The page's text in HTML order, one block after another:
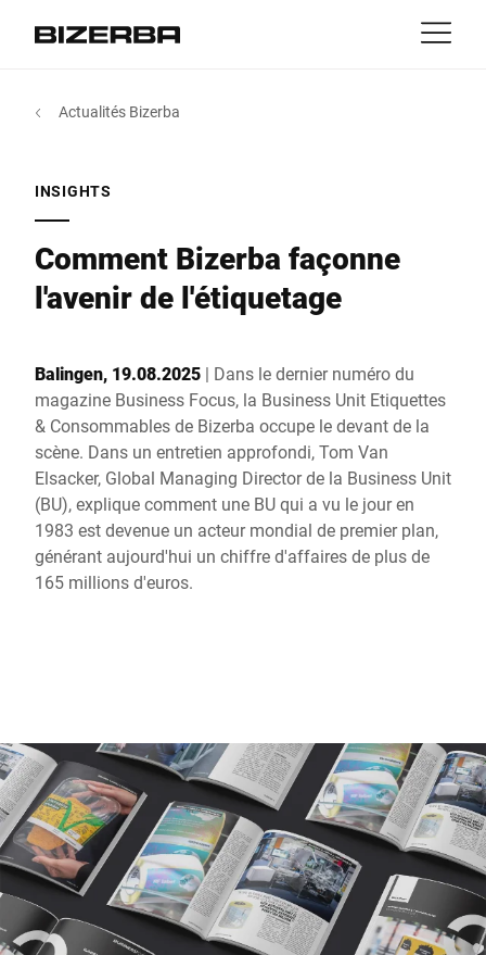
Activités
Expérience
Service
Entreprise
MyBizerba
fr
Amérique
Asie
Afrique
Site Web mondial
Actualités Bizerba
INSIGHTS
Comment Bizerba façonne
l'avenir de l'étiquetage
Balingen, 19.08.2025 | Dans le dernier numéro du
magazine Business Focus, la Business Unit Etiquettes
& Consommables de Bizerba occupe le devant de la
scène. Dans un entretien approfondi, Tom Van
Elsacker, Global Managing Director de la Business Unit
(BU), explique comment une BU qui a vu le jour en
1983 est devenue un acteur mondial de premier plan,
générant aujourd'hui un chiffre d'affaires de plus de
165 millions d'euros.